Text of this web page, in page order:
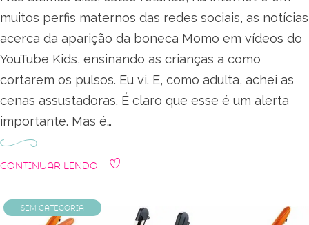
muitos perfis maternos das redes sociais, as notícias
acerca da aparição da boneca Momo em vídeos do
YouTube Kids, ensinando as crianças a como
cortarem os pulsos. Eu vi. E, como adulta, achei as
cenas assustadoras. É claro que esse é um alerta
importante. Mas é…
Continuar Lendo
Sem categoria